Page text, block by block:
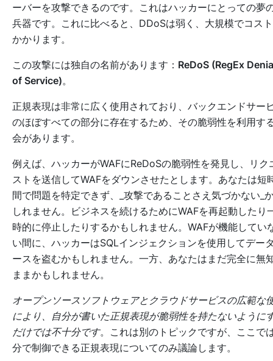
ーバーを攻撃できるのです。これはハッカーにとっての夢
兵器です。これに比べると、DDoSは弱く、大規模でコス
かかります。
この攻撃には独自の名前があります： ReDoS (RegEx
of Service)。
正規表現は非常に広く使用されており、バックエンドサー
のほぼすべての部分に存在するため、その脆弱性を利用す
会があります。
例えば、ハッカーがWAFにReDoSの脆弱性を発見し、リク
ストを送信してWAFをダウンさせたとします。あなたは短
間で問題を特定できず、_攻撃であることさえ気づかない_
しれません。ビジネスを続けるためにWAFを再起動したり
時的に停止したりするかもしれません。WAFが機能してい
い間に、ハッカーはSQLインジェクションを使用してデー
ースを盗むかもしれません。一方、あなたはまだ完全に無
ままかもしれません。
オープンソースソフトウェアとクラウドサービスの広範な
により、自分が書いた正規表現が脆弱性を持たないように
だけでは不十分です。これは別のトピックですが、ここで
分で制御できる正規表現についてのみ議論します。